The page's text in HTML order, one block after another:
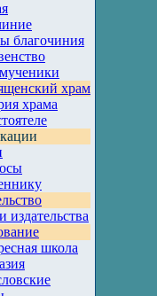
благочиния
храм
храма
издательства
школа